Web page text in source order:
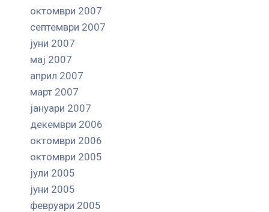
октомври 2007
септември 2007
јуни 2007
мај 2007
април 2007
март 2007
јануари 2007
декември 2006
октомври 2006
октомври 2005
јули 2005
јуни 2005
февруари 2005